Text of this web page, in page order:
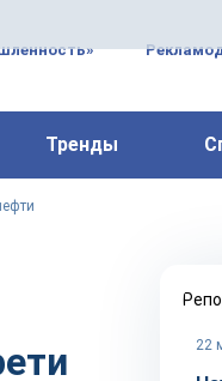
комплексным
которые работают
Тренды
22